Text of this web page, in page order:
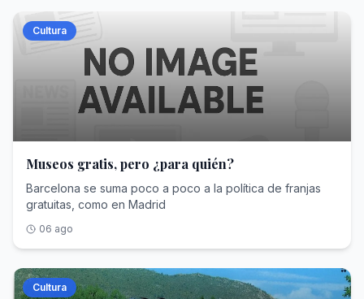
Cultura
Museos gratis, pero ¿para quién?
Barcelona se suma poco a poco a la política de franjas
gratuitas, como en Madrid
06 ago
Cultura